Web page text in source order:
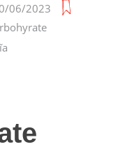
06/2023